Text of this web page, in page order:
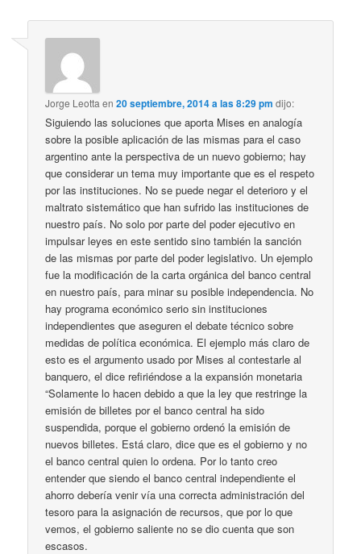
Jorge Leotta en20 septiembre, 2014 a las 8:29 pm dijo:
Siguiendo las soluciones que aporta Mises en analogía
sobre la posible aplicación de las mismas para el caso
argentino ante la perspectiva de un nuevo gobierno; hay
que considerar un tema muy importante que es el respeto
por las instituciones. No se puede negar el deterioro y el
maltrato sistemático que han sufrido las instituciones de
nuestro país. No solo por parte del poder ejecutivo en
impulsar leyes en este sentido sino también la sanción
de las mismas por parte del poder legislativo. Un ejemplo
fue la modificación de la carta orgánica del banco central
en nuestro país, para minar su posible independencia. No
hay programa económico serio sin instituciones
independientes que aseguren el debate técnico sobre
medidas de política económica. El ejemplo más claro de
esto es el argumento usado por Mises al contestarle al
banquero, el dice refiriéndose a la expansión monetaria
“Solamente lo hacen debido a que la ley que restringe la
emisión de billetes por el banco central ha sido
suspendida, porque el gobierno ordenó la emisión de
nuevos billetes. Está claro, dice que es el gobierno y no
el banco central quien lo ordena. Por lo tanto creo
entender que siendo el banco central independiente el
ahorro debería venir vía una correcta administración del
tesoro para la asignación de recursos, que por lo que
vemos, el gobierno saliente no se dio cuenta que son
escasos.